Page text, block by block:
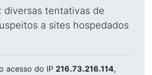
diversas tentativas de
a sites hospedados
acesso do IP 216.73.216.114,